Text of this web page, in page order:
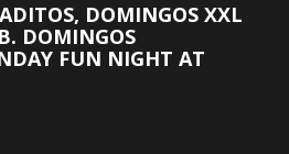
DOMINGOS XXL
DOMINGOS
FUN NIGHT AT